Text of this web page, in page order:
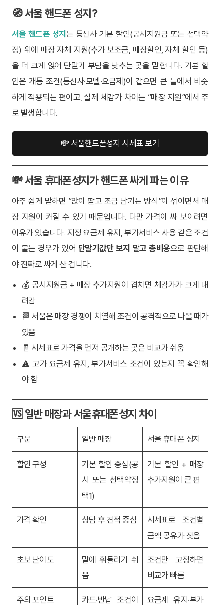
🧭 서울 핸드폰 성지?
서울 핸드폰 성지 는 통신사 기본 할인(공시지원금 또는 선택약
정) 위에 매장 자체 지원(추가 보조금, 매장할인, 자체 할인 등)
을 더 크게 얹어 단말기 부담을 낮추는 곳을 말합니다. 기본 할
인은 개통 조건(통신사·모델·요금제)이 같으면 큰 틀에서 비슷
하게 적용되는 편이고, 실제 체감가 차이는 “매장 지원”에서 주
로 발생합니다.
💸 서울핸드폰성지 시세표 보기
💸 서울 휴대폰성지가 핸드폰 싸게 파는 이유
아주 쉽게 말하면 “많이 팔고 조금 남기는 방식”이 섞이면서 매
장 지원이 커질 수 있기 때문입니다. 다만 가격이 싸 보이려면
이유가 있습니다. 지정 요금제 유지, 부가서비스 사용 같은 조건
이 붙는 경우가 있어 단말기값만 보지 말고 총비용으로 판단해
야 진짜로 싸게 산 겁니다.
💰 공시지원금 + 매장 추가지원이 겹치면 체감가가 크게 내
려감
🏁 서울은 매장 경쟁이 치열해 조건이 공격적으로 나올 때가
있음
🧾 시세표로 가격을 먼저 공개하는 곳은 비교가 쉬움
⚠️ 고가 요금제 유지, 부가서비스 조건이 있는지 꼭 확인해
야 함
🆚 일반 매장과 서울휴대폰성지 차이
구분 일반 매장 서울 휴대폰 성지
할인 구성
기본 할인 중심(공
시 또는 선택약정
택1)
기본 할인 + 매장
추가지원이 큰 편
가격 확인 상담 후 견적 중심
시세표로 조건별
금액 공유가 잦음
초보 난이도
말에 휘둘리기 쉬
움
조건만 고정하면
비교가 빠름
주의 포인트
카드·반납 조건이
요금제 유지·부가